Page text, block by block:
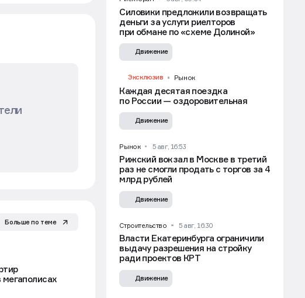
Больше по теме
УЧАСТВОВАТЬ
Риелторам 6 авг, 09:54
Силовики предложили возвращать
деньги за услуги риелторов
при обмане по «схеме Долиной»
Эксклюзив Рынок
Каждая десятая поездка
по России — оздоровительная
Движение